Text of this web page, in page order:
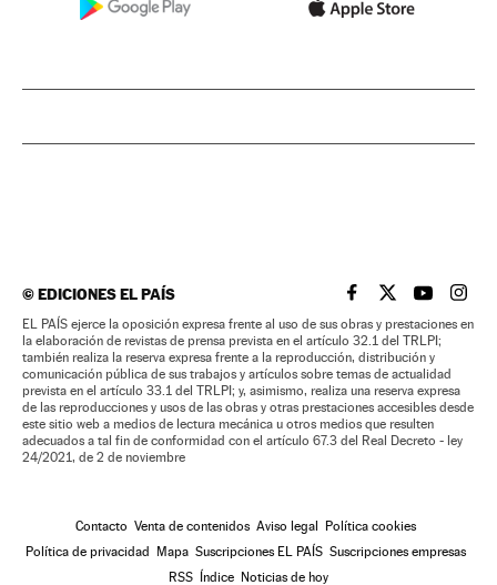
©EDICIONES EL PAÍS EL PAÍS BRASIL EN
EL PAÍSEL PAÍS
EL
EL PAÍS ejerce la oposición expresa frente al uso de sus obras y prestaciones en
la elaboración de revistas de prensa prevista en el artículo 32.1 del TRLPI;
también realiza la reserva expresa frente a la reproducción, distribución y
comunicación pública de sus trabajos y artículos sobre temas de actualidad
prevista en el artículo 33.1 del TRLPI; y, asimismo, realiza una reserva expresa
de las reproducciones y usos de las obras y otras prestaciones accesibles desde
este sitio web a medios de lectura mecánica u otros medios que resulten
adecuados a tal fin de conformidad con el artículo 67.3 del Real Decreto - ley
24/2021, de 2 de noviembre
Contacto Venta de contenidos Aviso legal
Política cookies
Política de privacidad
Mapa Suscripciones EL PAÍS Suscripciones empresas
RSS
Índice Noticias de hoy